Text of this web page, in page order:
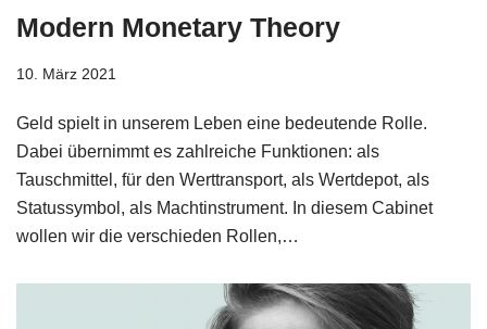
Modern Monetary Theory
10. März 2021
Geld spielt in unserem Leben eine bedeutende Rolle.
Dabei übernimmt es zahlreiche Funktionen: als
Tauschmittel, für den Werttransport, als Wertdepot, als
Statussymbol, als Machtinstrument. In diesem Cabinet
wollen wir die verschieden Rollen,…